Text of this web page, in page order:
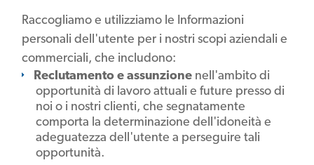
Raccogliamo e utilizziamo le Informazioni
personali dell'utente per i nostri scopi aziendali e
commerciali, che includono:
Reclutamento e assunzione nell'ambito di
opportunità di lavoro attuali e future presso di
noi o i nostri clienti, che segnatamente
comporta la determinazione dell'idoneità e
adeguatezza dell'utente a perseguire tali
opportunità.